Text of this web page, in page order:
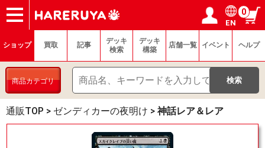
ショップ
買取
記事
デッキ検索
デッキ構築
選手一覧
店舗一覧
イベント
ヘルプ
お問い合わせ ログイン／会員登録
マイページ
EN
0
ショップ 買取 記事
デッキ
検索
デッキ
構築
店舗一覧 イベント ヘルプ
商品カテゴリ
通販TOP > ゼンディカーの夜明け > 神話レア＆レア